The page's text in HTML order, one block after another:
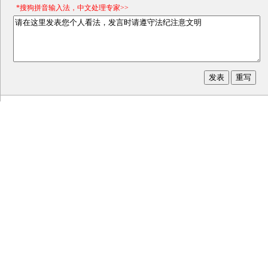
*搜狗拼音输入法，中文处理专家>>